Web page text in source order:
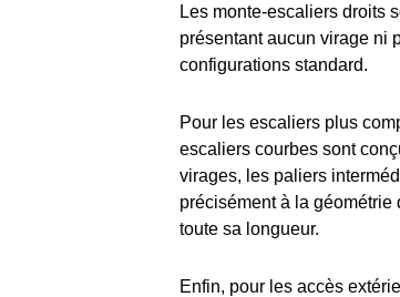
Les monte-escaliers droits
présentant aucun virage ni
configurations standard.
Pour les escaliers plus
escaliers courbes sont
virages, les paliers
précisément à la
toute sa longueur.
Enfin, pour les accès